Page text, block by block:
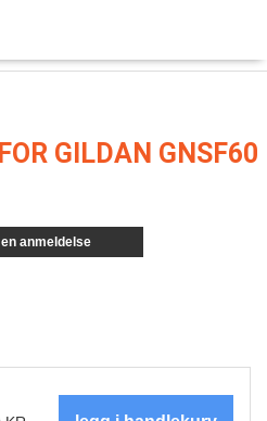
GILDAN GNSF60
en anmeldelse